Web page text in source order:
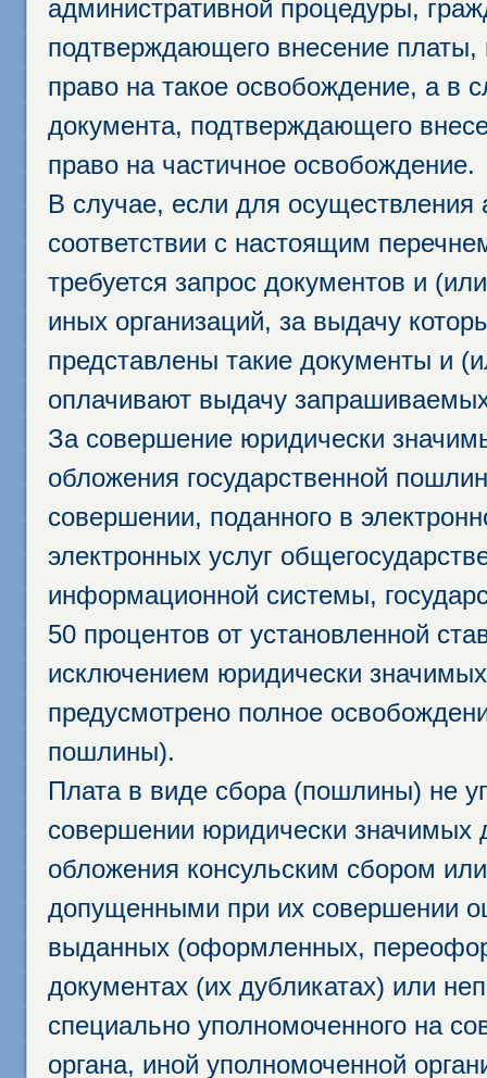
административной процедуры,
подтверждающего внесение
право на такое освобождение, а в
документа, подтверждающего
право на частичное освобождение.
В случае, если для осуществления
соответствии с настоящим
требуется запрос документов и
иных организаций, за выдачу
представлены такие документы и
оплачивают выдачу
За совершение юридически
обложения государственной
совершении, поданного в
электронных услуг
информационной системы,
50 процентов от установленной
исключением юридически
предусмотрено полное
пошлины).
Плата в виде сбора (пошлины) не
совершении юридически
обложения консульским сбором
допущенными при их совершении
выданных (оформленных,
документах (их дубликатах) или
специально уполномоченного на
органа, иной уполномоченной